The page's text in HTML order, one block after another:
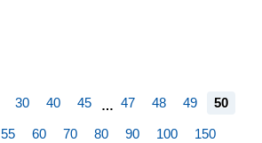
30 40 45 … 47 48 49 50
55 60 70 80 90 100 150